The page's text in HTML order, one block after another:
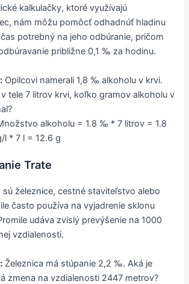
kalkulačky, ktoré využívajú
nám môžu pomôcť odhadnúť hladinu
potrebný na jeho odbúranie, pričom
približne 0,1 ‰ za hodinu.
Opilcovi namerali 1,8 ‰ alkoholu v krvi.
v tele 7 litrov krvi, koľko gramov alkoholu v
alkoholu = 1.8 ‰ * 7 litrov = 1.8
l * 7 l = 12.6 g
Trate
železnice, cestné staviteľstvo alebo
často používa na vyjadrenie sklonu
udáva zvislý prevýšenie na 1000
vzdialenosti.
Železnica má stúpanie 2,2 ‰. Aká je
zmena na vzdialenosti 2447 metrov?